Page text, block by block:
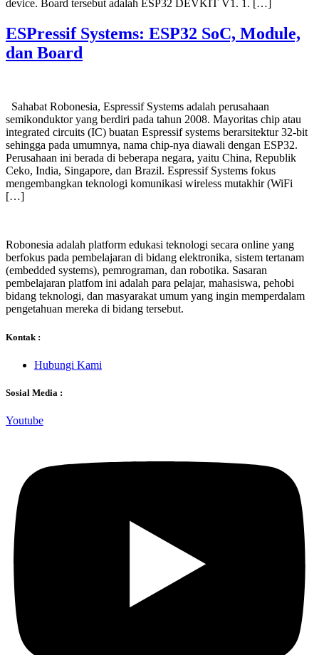
device. Board tersebut adalah ESP32 DEVKIT V1. 1. […]
ESPressif Systems: ESP32 SoC, Module,
dan Board
Sahabat Robonesia, Espressif Systems adalah perusahaan
semikonduktor yang berdiri pada tahun 2008. Mayoritas chip atau
integrated circuits (IC) buatan Espressif systems berarsitektur 32-bit
sehingga pada umumnya, nama chip-nya diawali dengan ESP32.
Perusahaan ini berada di beberapa negara, yaitu China, Republik
Ceko, India, Singapore, dan Brazil. Espressif Systems fokus
mengembangkan teknologi komunikasi wireless mutakhir (WiFi
[…]
Robonesia adalah platform edukasi teknologi secara online yang
berfokus pada pembelajaran di bidang elektronika, sistem tertanam
(embedded systems), pemrograman, dan robotika. Sasaran
pembelajaran platfom ini adalah para pelajar, mahasiswa, pehobi
bidang teknologi, dan masyarakat umum yang ingin memperdalam
pengetahuan mereka di bidang tersebut.
Kontak :
Hubungi Kami
Sosial Media :
Youtube